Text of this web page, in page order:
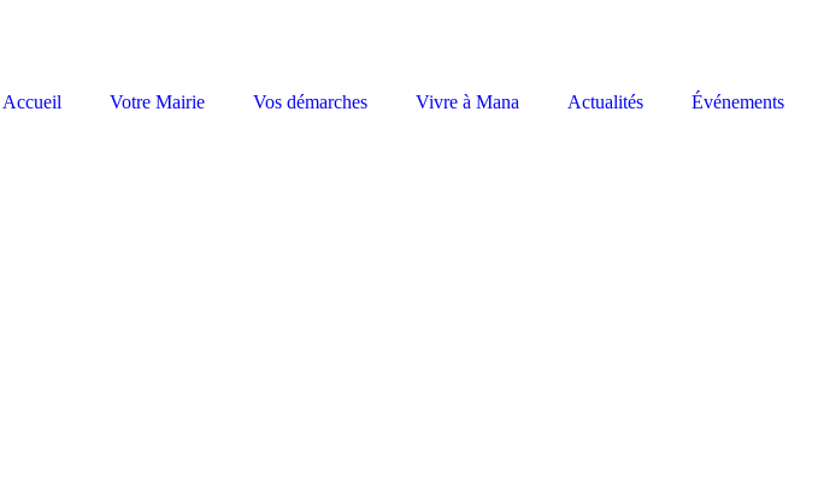
Accueil Votre Mairie Vos démarches Vivre à Mana Actualités Événements